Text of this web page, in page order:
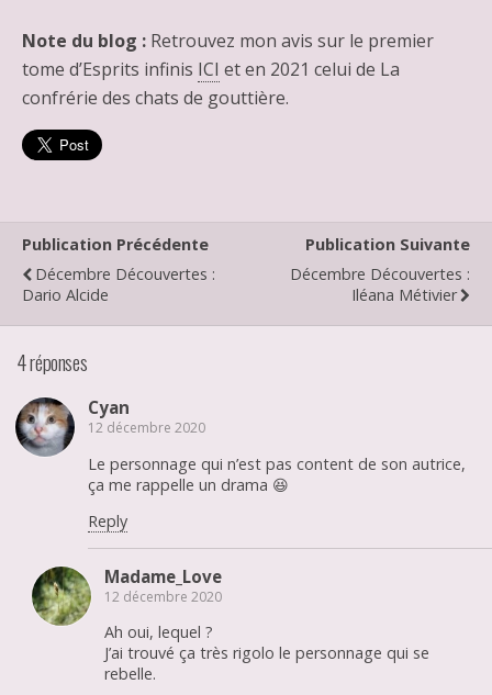
Note du blog : Retrouvez mon avis sur le premier
tome d’Esprits infinis ICI et en 2021 celui de La
confrérie des chats de gouttière.
Publication Précédente
Décembre Découvertes :
Dario Alcide
Publication Suivante
Décembre Découvertes :
Iléana Métivier
4 réponses
Cyan
12 décembre 2020
Le personnage qui n’est pas content de son autrice,
ça me rappelle un drama 😆
Reply
Madame_Love
12 décembre 2020
Ah oui, lequel ?
J’ai trouvé ça très rigolo le personnage qui se
rebelle.